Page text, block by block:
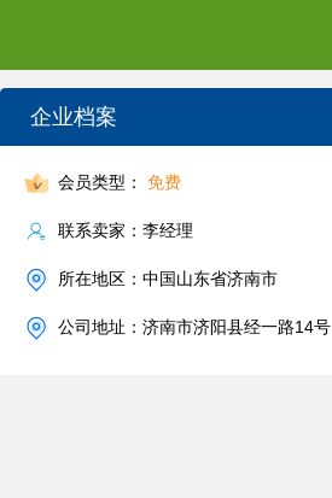
企业档案
会员类型： 免费
联系卖家：李经理
所在地区：中国山东省济南市
公司地址：济南市济阳县经一路14号